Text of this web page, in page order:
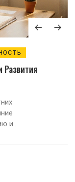
Развития
и